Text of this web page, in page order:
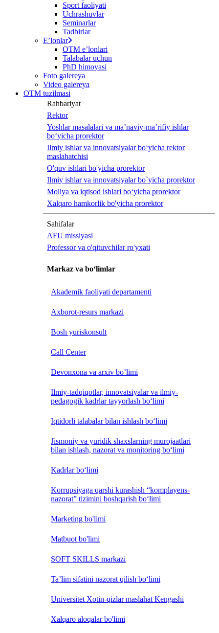
content.
Sport faoliyati
Uchrashuvlar
Seminarlar
Tadbirlar
Eʼlonlar
OTM eʼlonlari
Talabalar uchun
PhD himoyasi
Foto galereya
Video galereya
OTM tuzilmasi
Rahbariyat
Rektor
Yoshlar masalalari va ma’naviy-ma’rifiy ishlar
bo‘yicha prorektor
Ilmiy ishlar va innovatsiyalar bo‘yicha rektor
maslahatchisi
O'quv ishlari bo'yicha prorektor
Ilmiy ishlar va innovatsiyalar bo`yicha prorektor
Moliya va iqtisod ishlari bo‘yicha prorektor
Xalqaro hamkorlik bo'yicha prorektor
Sahifalar
AFU missiyasi
Professor va o'qituvchilar ro'yxati
Markaz va bo‘limlar
Akademik faoliyati departamenti
Axborot-resurs markazi
Bosh yuriskonsult
Call Center
Devonxona va arxiv bo’limi
Ilmiy-tadqiqotlar, innovatsiyalar va ilmiy-
pedagogik kadrlar tayyorlash bo‘limi
Iqtidorli talabalar bilan ishlash bo‘limi
Jismoniy va yuridik shaxslarning murojaatlari
bilan ishlash, nazorat va monitoring bo‘limi
Kadrlar bo‘limi
Korrupsiyaga qarshi kurashish “komplayens-
nazorat” tizimini boshqarish bo‘limi
Marketing bo'limi
Matbuot bo'limi
SOFT SKILLS markazi
Ta’lim sifatini nazorat qilish bo‘limi
Universitet Xotin-qizlar maslahat Kengashi
Xalqaro aloqalar bo'limi